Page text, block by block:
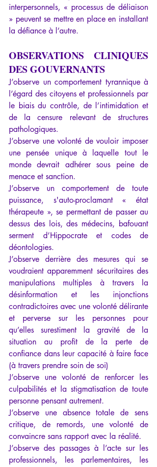
interpersonnels, « processus de déliaison
» peuvent se mettre en place en installant
la défiance à l’autre.
OBSERVATIONS CLINIQUES
DES GOUVERNANTS
J’observe un comportement tyrannique à
l’égard des citoyens et professionnels par
le biais du contrôle, de l’intimidation et
de la censure relevant de structures
pathologiques.
J’observe une volonté de vouloir imposer
une pensée unique à laquelle tout le
monde devrait adhérer sous peine de
menace et sanction.
J’observe un comportement de toute
puissance, s'auto-proclamant « état
thérapeute », se permettant de passer au
dessus des lois, des médecins, bafouant
serment d’Hippocrate et codes de
déontologies.
J’observe derrière des mesures qui se
voudraient apparemment sécuritaires des
manipulations multiples à travers la
désinformation et les injonctions
contradictoires avec une volonté délirante
et perverse sur les personnes pour
qu’elles surestiment la gravité de la
situation au profit de la perte de
confiance dans leur capacité à faire face
(à travers prendre soin de soi)
J’observe une volonté de renforcer les
culpabilités et la stigmatisation de toute
personne pensant autrement.
J’observe une absence totale de sens
critique, de remords, une volonté de
convaincre sans rapport avec la réalité.
J’observe des passages à l’acte sur les
professionnels, les parlementaires, les